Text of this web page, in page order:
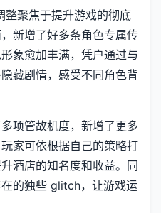
聚焦于提升游戏的彻底
新增了好多条角色专属传
象愈加丰满，凭户通过与
藏剧情，感受不同角色背
项管故机度，新增了更多
家可依根据自己的策略打
酒店的知名度和收益。同
的独些 glitch，让游戏运